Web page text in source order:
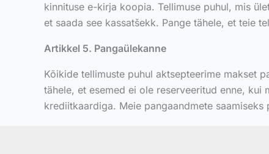
kinnituse e-kirja koopia. Tellimuse puhul, mis
et saada see kassatšekk. Pange tähele, et teie
Artikkel 5. Pangaülekanne
Kõikide tellimuste puhul aktsepteerime makset
tähele, et esemed ei ole reserveeritud enne,
krediitkaardiga. Meie pangaandmete